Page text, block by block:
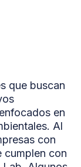
que buscan
en
Al
con
cumplen con